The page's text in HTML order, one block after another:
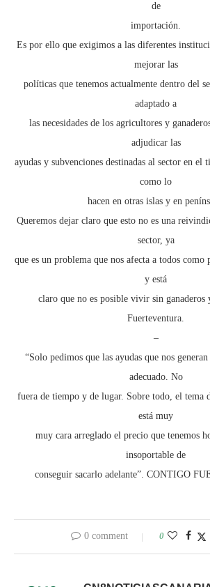
de
importación.
Es por ello que exigimos a las diferentes
mejorar las
políticas que tenemos actualmente dentro del
adaptado a
las necesidades de los agricultores y
adjudicar las
ayudas y subvenciones destinadas al sector en el
como lo
hacen en otras islas y en
Queremos dejar claro que esto no es una
sector, ya
que es un problema que nos afecta a todos como
y está
claro que no es posible vivir sin ganaderos
Fuerteventura.
–
“Solo pedimos que las ayudas que nos
adecuado. No
fuera de tiempo y de lugar. Sobre todo, el tema
está muy
muy cara arreglado el precio que tenemos
insoportable de
conseguir sacarlo adelante”. CONTIGO
0 comment 0